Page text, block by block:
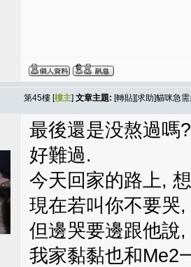
第45樓 [樓主] 文章主題: [轉貼][求助]貓咪急需
最後還是没熬過嗎?
好難過.
今天回家的路上,
現在若叫你不要哭
但邊哭要邊跟他說
我家黏黏也和Me2